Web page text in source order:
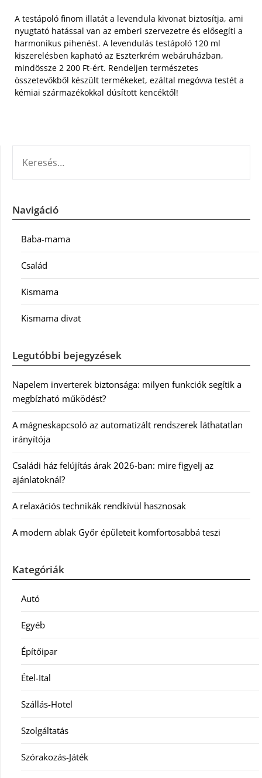
A testápoló finom illatát a levendula kivonat biztosítja, ami
nyugtató hatással van az emberi szervezetre és elősegíti a
harmonikus pihenést. A levendulás testápoló 120 ml
kiszerelésben kapható az Eszterkrém webáruházban,
mindössze 2 200 Ft-ért. Rendeljen természetes
összetevőkből készült termékeket, ezáltal megóvva testét a
kémiai származékokkal dúsított kencéktől!
Navigáció
Baba-mama
Család
Kismama
Kismama divat
Legutóbbi bejegyzések
Napelem inverterek biztonsága: milyen funkciók segítik a
megbízható működést?
A mágneskapcsoló az automatizált rendszerek láthatatlan
irányítója
Családi ház felújítás árak 2026-ban: mire figyelj az
ajánlatoknál?
A relaxációs technikák rendkívül hasznosak
A modern ablak Győr épületeit komfortosabbá teszi
Kategóriák
Autó
Egyéb
Építőipar
Étel-Ital
Szállás-Hotel
Szolgáltatás
Szórakozás-Játék